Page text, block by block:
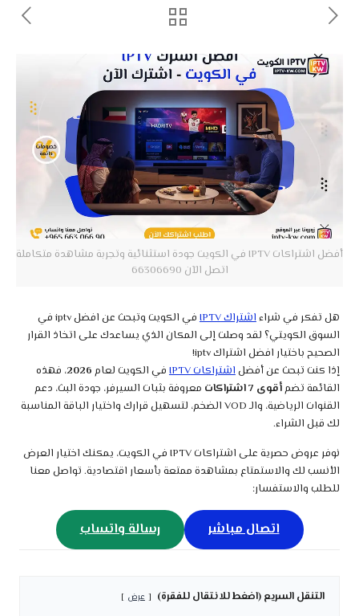
أفضل اشتراكات IPTV في الكويت جودة استثنائية وتجربة مشاهدة متكاملة
اتصل الآن 66306690
هل تفكر في شراءاشتراك IPTV
في الكويت وتبحث عن افضل iptv في
السوق الكويتي؟ لقد وصلت إلى المكان الذي يساعدك على اتخاذ القرار
الصحيح باختيار افضل اشتراك iptv!
إذا كنت تبحث عن أفضلاشتراكات IPTV في الكويت لعام 2026، فهذه
القائمة تضمأقوى 7 اشتراكات
معروفة بثبات السيرفر، جودة البث، دعم
القنوات الرياضية، والـ VOD الضخم، لتسهيل قرارك واختيار الباقة المناسبة
لك قبل الشراء.
نوفر عروض حصرية على اشتراكات IPTV في الكويت، يمكنك اختيار العرض
الأنسب لك والاستمتاع بمشاهدة ممتعة بأسعار اقتصادية. تواصل معنا
للطلب والاستفسار:
اتصال مباشر رسالة واتساب
التنقل السريع (اضغط للانتقال للفقرة) عرض